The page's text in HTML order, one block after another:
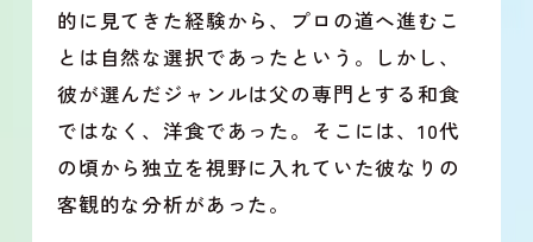
的に見てきた経験から、プロの道へ進むこ
とは自然な選択であったという。しかし、
彼が選んだジャンルは父の専門とする和食
ではなく、洋食であった。そこには、10代
の頃から独立を視野に入れていた彼なりの
客観的な分析があった。